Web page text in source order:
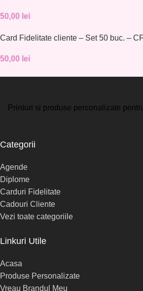
50,00 lei
Card Fidelitate cliente – Set 50 buc. –
50,00 lei
Printuri si produse personalizate
Categorii
Agende
Diplome
Carduri Fidelitate
Cadouri Cliente
Vezi toate categoriile
Linkuri Utile
Acasa
Produse Personalizate
Vreau Brandul Meu